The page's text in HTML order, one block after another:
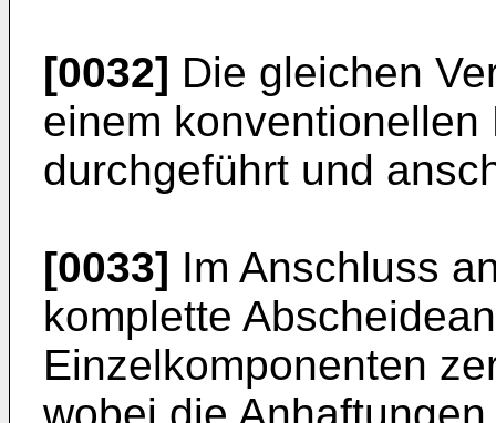
[0032] Die gleichen
einem
durchgeführt und
[0033] Im Anschluss
komplette
Einzelkomponenten